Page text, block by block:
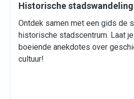
Historische
Ontdek samen met een gids de
historische stadscentrum. Laat
boeiende anekdotes over
cultuur!